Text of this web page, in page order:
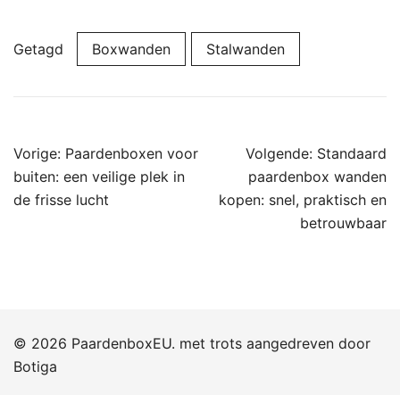
Getagd Boxwanden Stalwanden
Bericht
navigatie
Vorige: Paardenboxen voor
buiten: een veilige plek in
de frisse lucht
Volgende: Standaard
paardenbox wanden
kopen: snel, praktisch en
betrouwbaar
© 2026 PaardenboxEU. met trots aangedreven door
Botiga